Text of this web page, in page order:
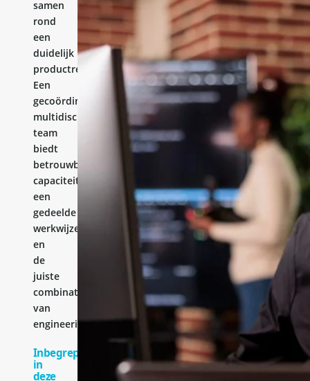
samen
rond
een
duidelijk
productresultaat.
Een
gecoördineerd
multidisciplinair
team
biedt
betrouwbare
capaciteit,
een
gedeelde
werkwijze
en
de
juiste
combinatie
van
engineeringervaring.
Inbegrepen
in
deze